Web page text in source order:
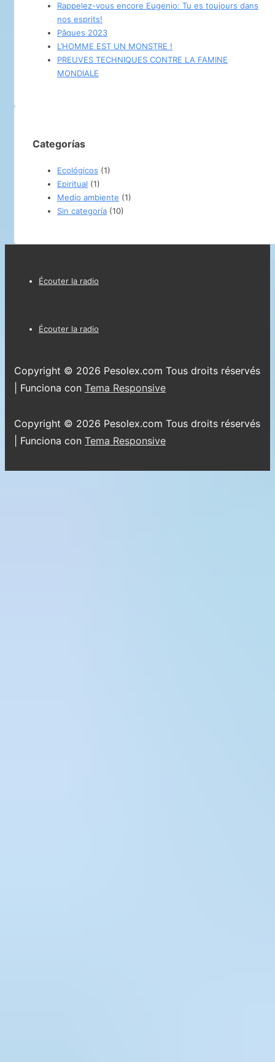
Rappelez-vous encore Eugenio: Tu es toujours dans
nos esprits!
Pâques 2023
L’HOMME EST UN MONSTRE !
PREUVES TECHNIQUES CONTRE LA FAMINE
MONDIALE
Categorías
Ecológicos (1)
Epiritual (1)
Medio ambiente (1)
Sin categoría (10)
Menú
pie
página
Écouter la radio
Menú
pie
de
página
Écouter la radio
Copyright © 2026 Pesolex.com Tous droits réservés
| Funciona con Tema Responsive
Copyright © 2026 Pesolex.com Tous droits réservés
| Funciona con Tema Responsive